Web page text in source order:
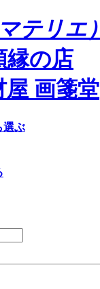
縁の店
画箋堂
選ぶ